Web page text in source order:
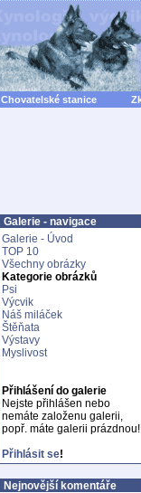
Chovatelské stanice
Galerie - navigace
Galerie - Úvod
TOP 10
Všechny obrázky
Kategorie obrázků
Psi
Výcvik
Náš miláček
Štěňata
Výstavy
Myslivost
Přihlášení do galerie
Nejste přihlášen nebo
nemáte založenu galerii,
popř. máte galerii prázdnou!
Přihlásit se!
Nejnovější komentáře